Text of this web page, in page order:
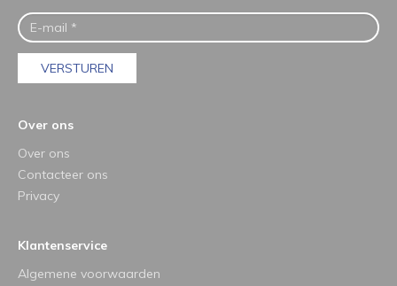
VERSTUREN
Over ons
Over ons
Contacteer ons
Privacy
Klantenservice
Algemene voorwaarden